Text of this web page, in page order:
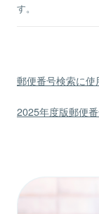
す。
郵便番号検索に
2025年度版郵便